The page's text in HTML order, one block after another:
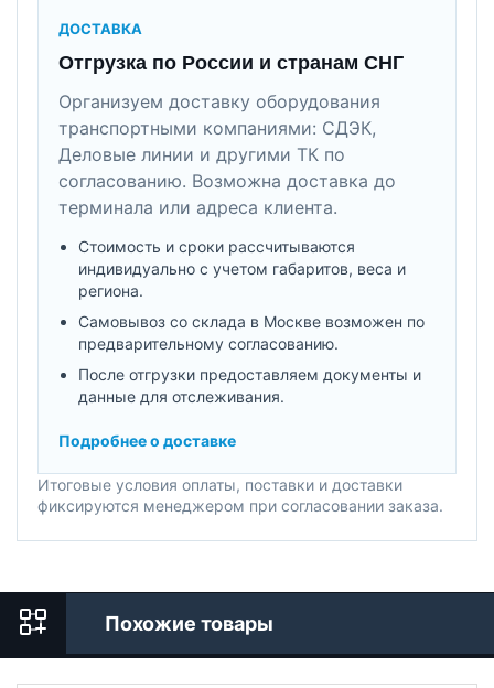
ДОСТАВКА
Отгрузка по России и странам СНГ
Организуем доставку оборудования
транспортными компаниями: СДЭК,
Деловые линии и другими ТК по
согласованию. Возможна доставка до
терминала или адреса клиента.
Стоимость и сроки рассчитываются
индивидуально с учетом габаритов, веса и
региона.
Самовывоз со склада в Москве возможен по
предварительному согласованию.
После отгрузки предоставляем документы и
данные для отслеживания.
Подробнее о доставке
Итоговые условия оплаты, поставки и доставки
фиксируются менеджером при согласовании заказа.
Похожие товары